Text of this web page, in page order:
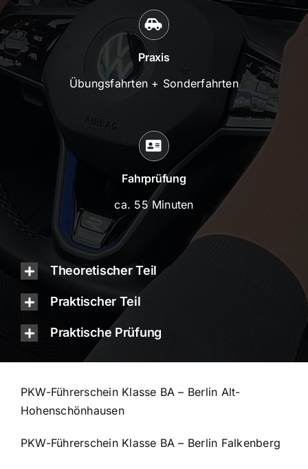
Praxis
Übungsfahrten + Sonderfahrten
Fahrprüfung
ca. 55 Minuten
Theoretischer Teil
Praktischer Teil
Praktische Prüfung
PKW-Führerschein Klasse BA – Berlin Alt-
Hohenschönhausen
PKW-Führerschein Klasse BA – Berlin Falkenberg